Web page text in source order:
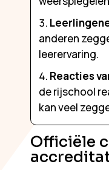
anderen
leerervaring.
Reacties
de rijschool
kan veel
Officiële